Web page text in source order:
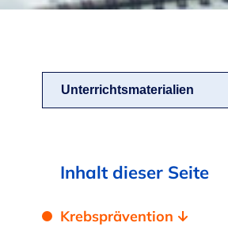
Unterrichtsmaterialien
Inhalt dieser Seite
Krebsprävention